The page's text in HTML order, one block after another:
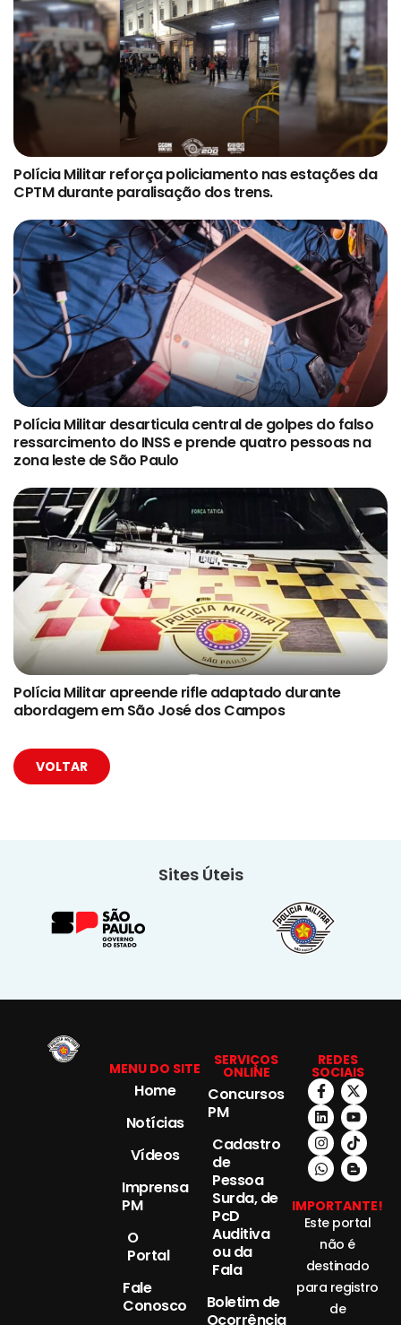
Polícia Militar reforça policiamento nas estações da
CPTM durante paralisação dos trens.
Polícia Militar desarticula central de golpes do falso
ressarcimento do INSS e prende quatro pessoas na
zona leste de São Paulo
Polícia Militar apreende rifle adaptado durante
abordagem em São José dos Campos
VOLTAR
Sites Úteis
MENU DO SITE
Home
Notícias
Vídeos
Imprensa
PM
O
Portal
Fale
Conosco
SERVIÇOS
ONLINE
Concursos
PM
Cadastro
de
Pessoa
Surda, de
PcD
Auditiva
ou da
Fala
Boletim de
Ocorrência
REDES
SOCIAIS
IMPORTANTE!
Este portal
não é
destinado
para registro
de